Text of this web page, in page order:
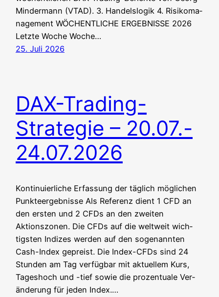
Min­der­mann (VTAD). 3. Han­dels­lo­gik 4. Risi­ko­ma­
nage­ment WÖCHENTLICHE ERGEBNISSE 2026
Letz­te Woche Woche…
25. Juli 2026
DAX-Trading-
Strategie – 20.07.-
24.07.2026
Kon­ti­nu­ier­li­che Erfas­sung der täg­lich mög­li­chen
Punkteergebnisse Als Refe­renz dient 1 CFD an
den ers­ten und 2 CFDs an den zwei­ten
Aktionszonen. Die CFDs auf die welt­weit wich­
tigs­ten Indi­zes wer­den auf den soge­nann­ten
Cash-Index gepreist. Die Index-CFDs sind 24
Stun­den am Tag ver­füg­bar mit aktu­el­lem Kurs,
Tages­hoch und -tief sowie die pro­zen­tua­le Ver­
än­de­rung für jeden Index.…